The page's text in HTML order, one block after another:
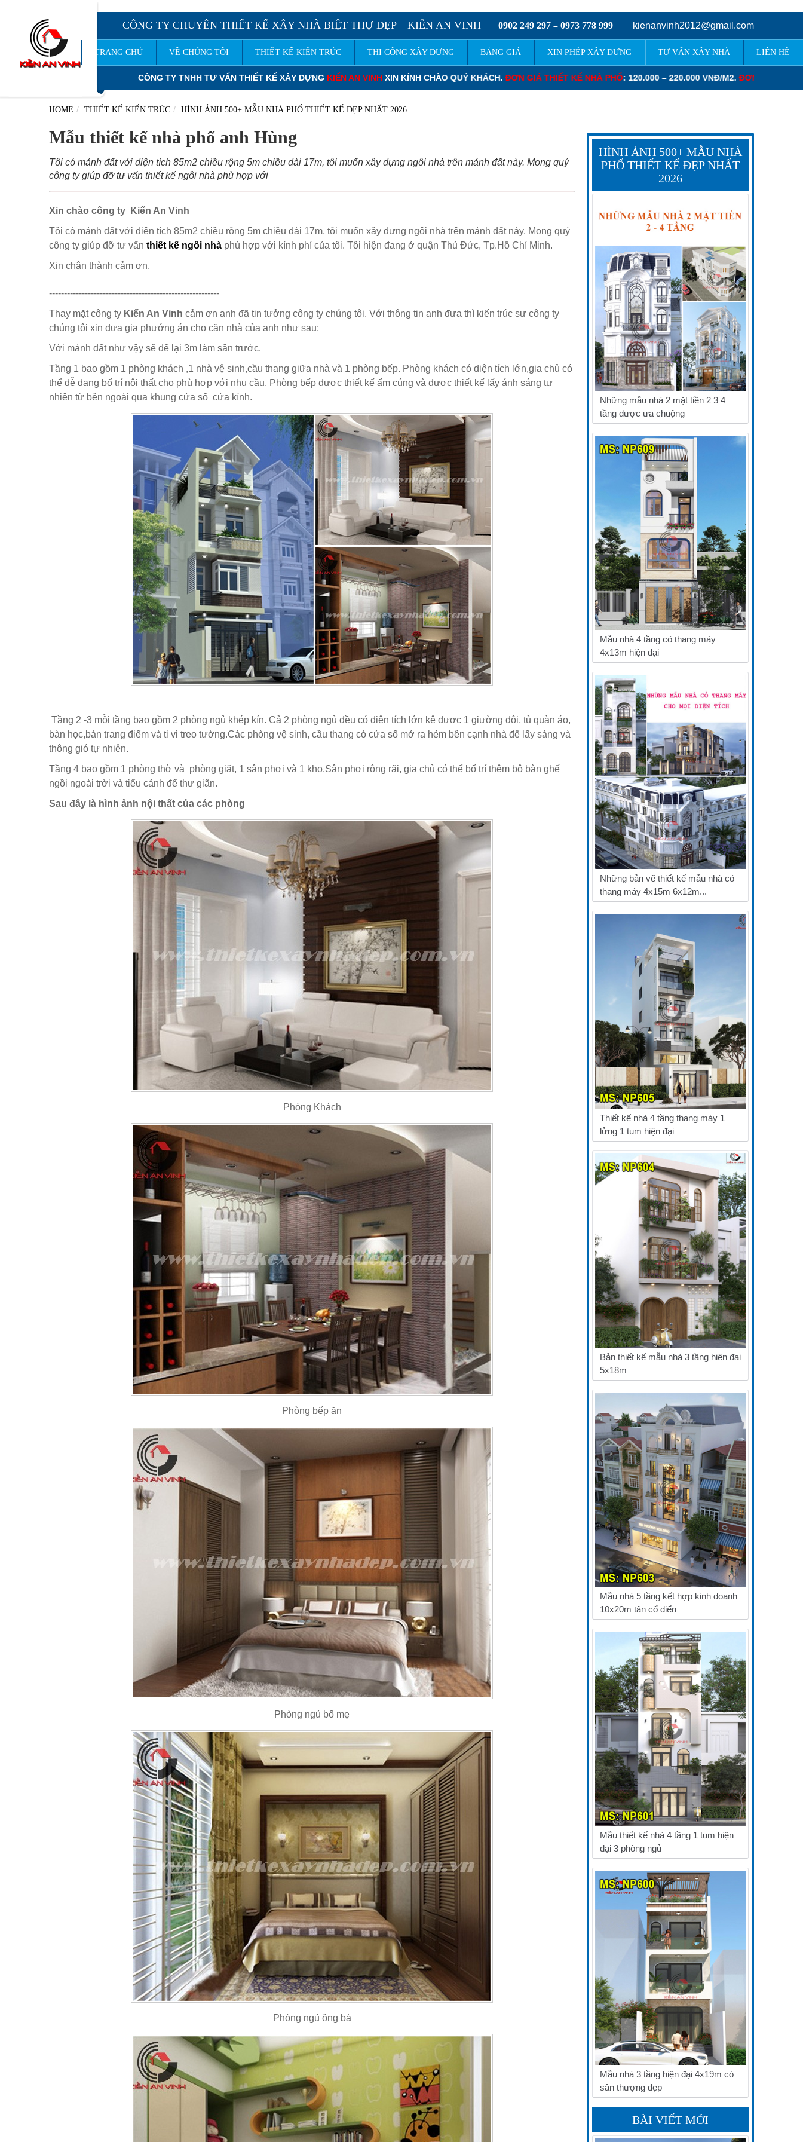
CÔNG TY CHUYÊN THIẾT KẾ XÂY NHÀ BIỆT THỰ ĐẸP – KIẾN AN VINH 0902 249 297 – 0973 778 999 kienanvinh2012@gmail.com
TRANG CHỦ VỀ CHÚNG TÔI THIẾT KẾ KIẾN TRÚC THI CÔNG XÂY DỰNG BẢNG GIÁ XIN PHÉP XÂY DỰNG TƯ VẤN XÂY NHÀ LIÊN HỆ
TY TNHH TƯ VẤN THIẾT KẾ XÂY DỰNG KIẾN AN VINH XIN KÍNH CHÀO QUÝ KHÁCH.ĐƠN GIÁ THIẾT KẾ NHÀ PHỐ: 120.000 – 220.000 VNĐ/M2.ĐƠN GIÁ THIẾT KẾ BIỆT THỰ: 130.000 – 280.000 VNĐ/
HOME THIẾT KẾ KIẾN TRÚC HÌNH ẢNH 500+ MẪU NHÀ PHỐ THIẾT KẾ ĐẸP NHẤT 2026
Mẫu thiết kế nhà phố anh Hùng
Tôi có mảnh đất với diện tích 85m2 chiều rộng 5m chiều dài 17m, tôi muốn xây dựng ngôi nhà trên mảnh đất này. Mong quý
công ty giúp đỡ tư vấn thiết kế ngôi nhà phù hợp với
Xin chào công ty Kiến An Vinh
Tôi có mảnh đất với diện tích 85m2 chiều rộng 5m chiều dài 17m, tôi muốn xây dựng ngôi nhà trên mảnh đất này. Mong quý
công ty giúp đỡ tư vấn thiết kế ngôi nhà phù hợp với kính phí của tôi. Tôi hiện đang ở quận Thủ Đức, Tp.Hồ Chí Minh.
Xin chân thành cảm ơn.
---------------------------------------------------------
Thay mặt công ty Kiến An Vinh cảm ơn anh đã tin tưởng công ty chúng tôi. Với thông tin anh đưa thì kiến trúc sư công ty
chúng tôi xin đưa gia phướng án cho căn nhà của anh như sau:
Với mảnh đất như vậy sẽ để lại 3m làm sân trước.
Tầng 1 bao gồm 1 phòng khách ,1 nhà vệ sinh,cầu thang giữa nhà và 1 phòng bếp. Phòng khách có diện tích lớn,gia chủ có
thể dễ dang bố trí nội thất cho phù hợp với nhu cầu. Phòng bếp được thiết kế ấm cúng và được thiết kế lấy ánh sáng tự
nhiên từ bên ngoài qua khung cửa sổ cửa kính.
Tầng 2 -3 mỗi tầng bao gồm 2 phòng ngủ khép kín. Cả 2 phòng ngủ đều có diện tích lớn kê được 1 giường đôi, tủ quàn áo,
bàn học,bàn trang điểm và ti vi treo tường.Các phòng vệ sinh, cầu thang có cửa sổ mở ra hẻm bên cạnh nhà để lấy sáng và
thông gió tự nhiên.
Tầng 4 bao gồm 1 phòng thờ và phòng giặt, 1 sân phơi và 1 kho.Sân phơi rộng rãi, gia chủ có thể bố trí thêm bộ bàn ghế
ngồi ngoài trời và tiểu cảnh để thư giãn.
Sau đây là hình ảnh nội thất của các phòng
Phòng Khách
Phòng bếp ăn
Phòng ngủ bố mẹ
Phòng ngủ ông bà
HÌNH ẢNH 500+ MẪU NHÀ
PHỐ THIẾT KẾ ĐẸP NHẤT
2026
Những mẫu nhà 2 mặt tiền 2 3 4
tầng được ưa chuộng
Mẫu nhà 4 tầng có thang máy
4x13m hiện đại
Những bản vẽ thiết kế mẫu nhà có
thang máy 4x15m 6x12m...
Thiết kế nhà 4 tầng thang máy 1
lửng 1 tum hiện đại
Bản thiết kế mẫu nhà 3 tầng hiện đại
5x18m
Mẫu nhà 5 tầng kết hợp kinh doanh
10x20m tân cổ điển
Mẫu thiết kế nhà 4 tầng 1 tum hiện
đại 3 phòng ngủ
Mẫu nhà 3 tầng hiện đại 4x19m có
sân thượng đẹp
BÀI VIẾT MỚI